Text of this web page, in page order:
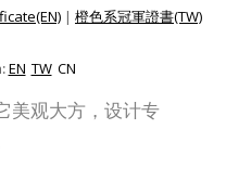
| 橙色系冠軍證書(TW)
EN TW CN
美观大方，设计专